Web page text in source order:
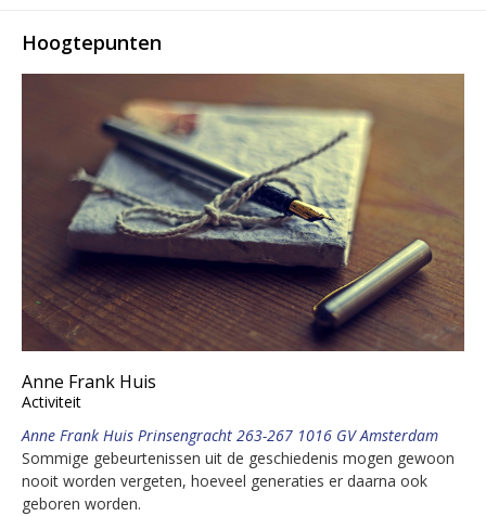
Hoogtepunten
Anne Frank Huis
Activiteit
Anne Frank Huis Prinsengracht 263-267 1016 GV Amsterdam
Sommige gebeurtenissen uit de geschiedenis mogen gewoon
nooit worden vergeten, hoeveel generaties er daarna ook
geboren worden.